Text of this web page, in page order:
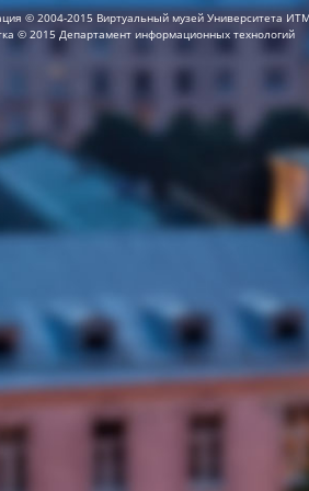
© 2004-2015 Виртуальный музей Университета
© 2015 Департамент информационных технологий